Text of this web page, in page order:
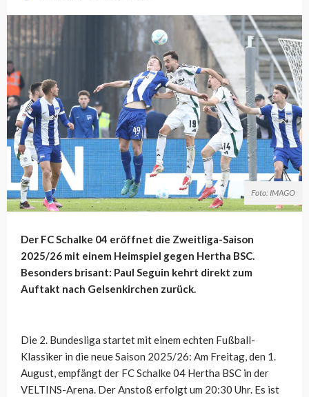
Foto: IMAGO
Der FC Schalke 04 eröffnet die Zweitliga-Saison
2025/26 mit einem Heimspiel gegen Hertha BSC.
Besonders brisant: Paul Seguin kehrt direkt zum
Auftakt nach Gelsenkirchen zurück.
Die 2. Bundesliga startet mit einem echten Fußball-
Klassiker in die neue Saison 2025/26: Am Freitag, den 1.
August, empfängt der FC Schalke 04 Hertha BSC in der
VELTINS-Arena. Der Anstoß erfolgt um 20:30 Uhr. Es ist